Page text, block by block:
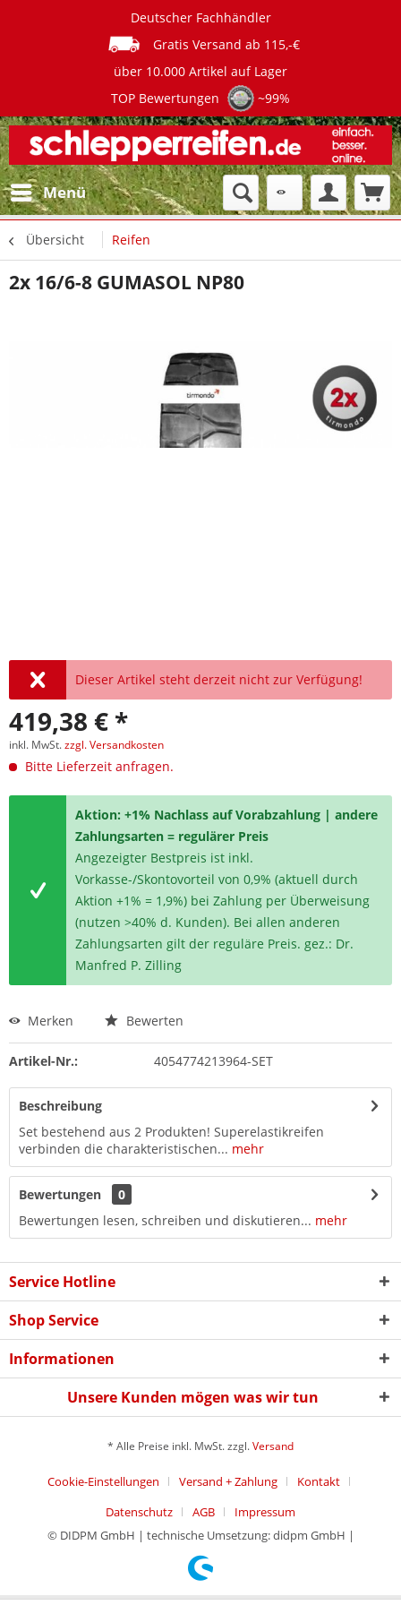
Deutscher Fachhändler
Gratis Versand ab 115,-€
über 10.000 Artikel auf Lager
TOP Bewertungen
~99%
Menü
Übersicht Reifen
2x 16/6-8 GUMASOL NP80
Dieser Artikel steht derzeit nicht zur Verfügung!
419,38 € *
inkl. MwSt.zzgl. Versandkosten
Bitte Lieferzeit anfragen.
Aktion: +1% Nachlass auf Vorabzahlung | andere
Zahlungsarten = regulärer Preis
Angezeigter Bestpreis ist inkl.
Vorkasse-/Skontovorteil von 0,9% (aktuell durch
Aktion +1% = 1,9%) bei Zahlung per Überweisung
(nutzen >40% d. Kunden). Bei allen anderen
Zahlungsarten gilt der reguläre Preis. gez.: Dr.
Manfred P. Zilling
Merken Bewerten
Artikel-Nr.: 4054774213964-SET
Beschreibung
Set bestehend aus 2 Produkten! Superelastikreifen
verbinden die charakteristischen... mehr
Bewertungen
0
Bewertungen lesen, schreiben und diskutieren... mehr
Service Hotline
Shop Service
Informationen
Unsere Kunden mögen was wir tun
* Alle Preise inkl. MwSt. zzgl.Versand
Cookie-Einstellungen Versand + Zahlung
Kontakt
Datenschutz
AGB
Impressum
© DIDPM GmbH | technische Umsetzung: didpm GmbH |